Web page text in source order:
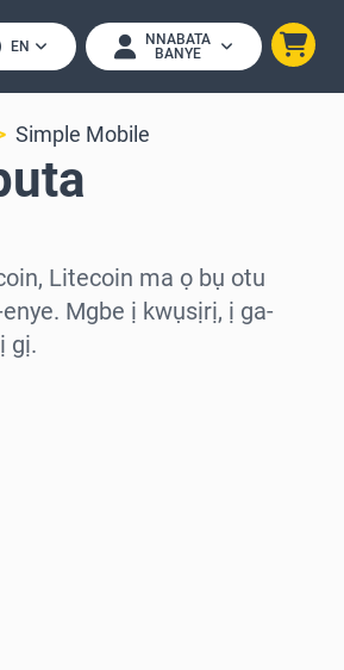
EN
NNABATA
BANYE
Simple Mobile
Litecoin ma ọ bụ otu
Mgbe ị kwụsịrị, ị ga-
gị.